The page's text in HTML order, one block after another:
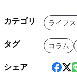
カテゴリ ライフ
タグ コラム
シェア